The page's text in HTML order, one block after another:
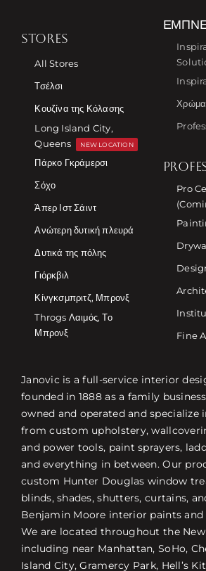
STORES
All Stores
Τσέλσι
Κουζίνα της Κόλασης
Long Island City,
Queens
NEW LOCATION
Πάρκο Γκράμερσι
Σόχο
Άπερ Ιστ Σάιντ
Ανώτερη δυτική πλευρά
Δυτικά της πόλης
Γιόρκβιλ
Κίνγκσμπριτζ, Μπρονξ
Throgs Λαιμός, Το
Μπρονξ
Pro
Fine
Janovic is a full-service interior
founded in 1888 as a family
owned and operated and specialize
from custom upholstery,
and power tools, paint sprayers,
and everything in between. Our
custom Hunter Douglas window
blinds, shades, shutters, curtains,
Benjamin Moore interior paints
We are located throughout the New
including near Manhattan, SoHo,
Island City, Gramercy Park, Hell’s